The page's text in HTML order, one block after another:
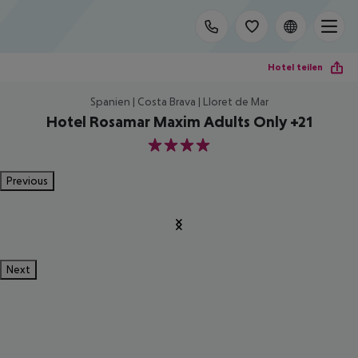
Hotel teilen
Spanien | Costa Brava | Lloret de Mar
Hotel Rosamar Maxim Adults Only +21
4
Previous
Next